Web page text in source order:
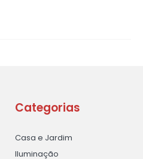
Categorias
Casa e Jardim
Iluminação